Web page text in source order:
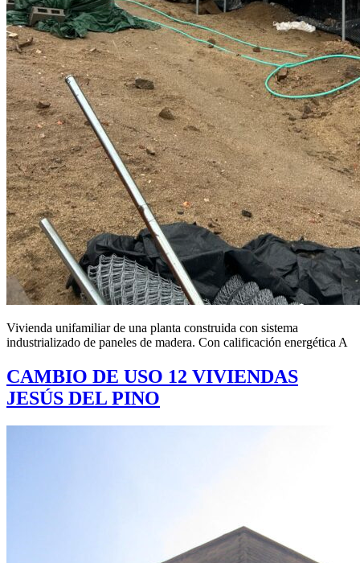
Vivienda unifamiliar de una planta construida con sistema
industrializado de paneles de madera. Con calificación energética A
CAMBIO DE USO 12 VIVIENDAS
JESÚS DEL PINO